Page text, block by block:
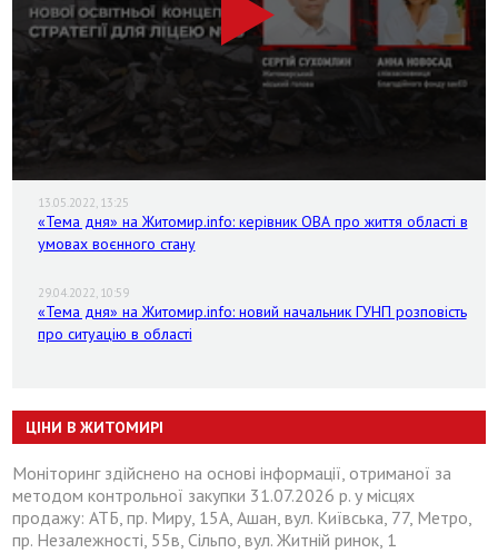
13.05.2022, 13:25
«Тема дня» на Житомир.info: керівник ОВА про життя області в
умовах воєнного стану
29.04.2022, 10:59
«Тема дня» на Житомир.info: новий начальник ГУНП розповість
про ситуацію в області
ЦІНИ В ЖИТОМИРІ
Моніторинг здійснено на основі інформації, отриманої за
методом контрольної закупки 31.07.2026 р. у місцях
продажу: АТБ, пр. Миру, 15А, Ашан, вул. Київська, 77, Метро,
пр. Незалежності, 55в, Сільпо, вул. Житній ринок, 1